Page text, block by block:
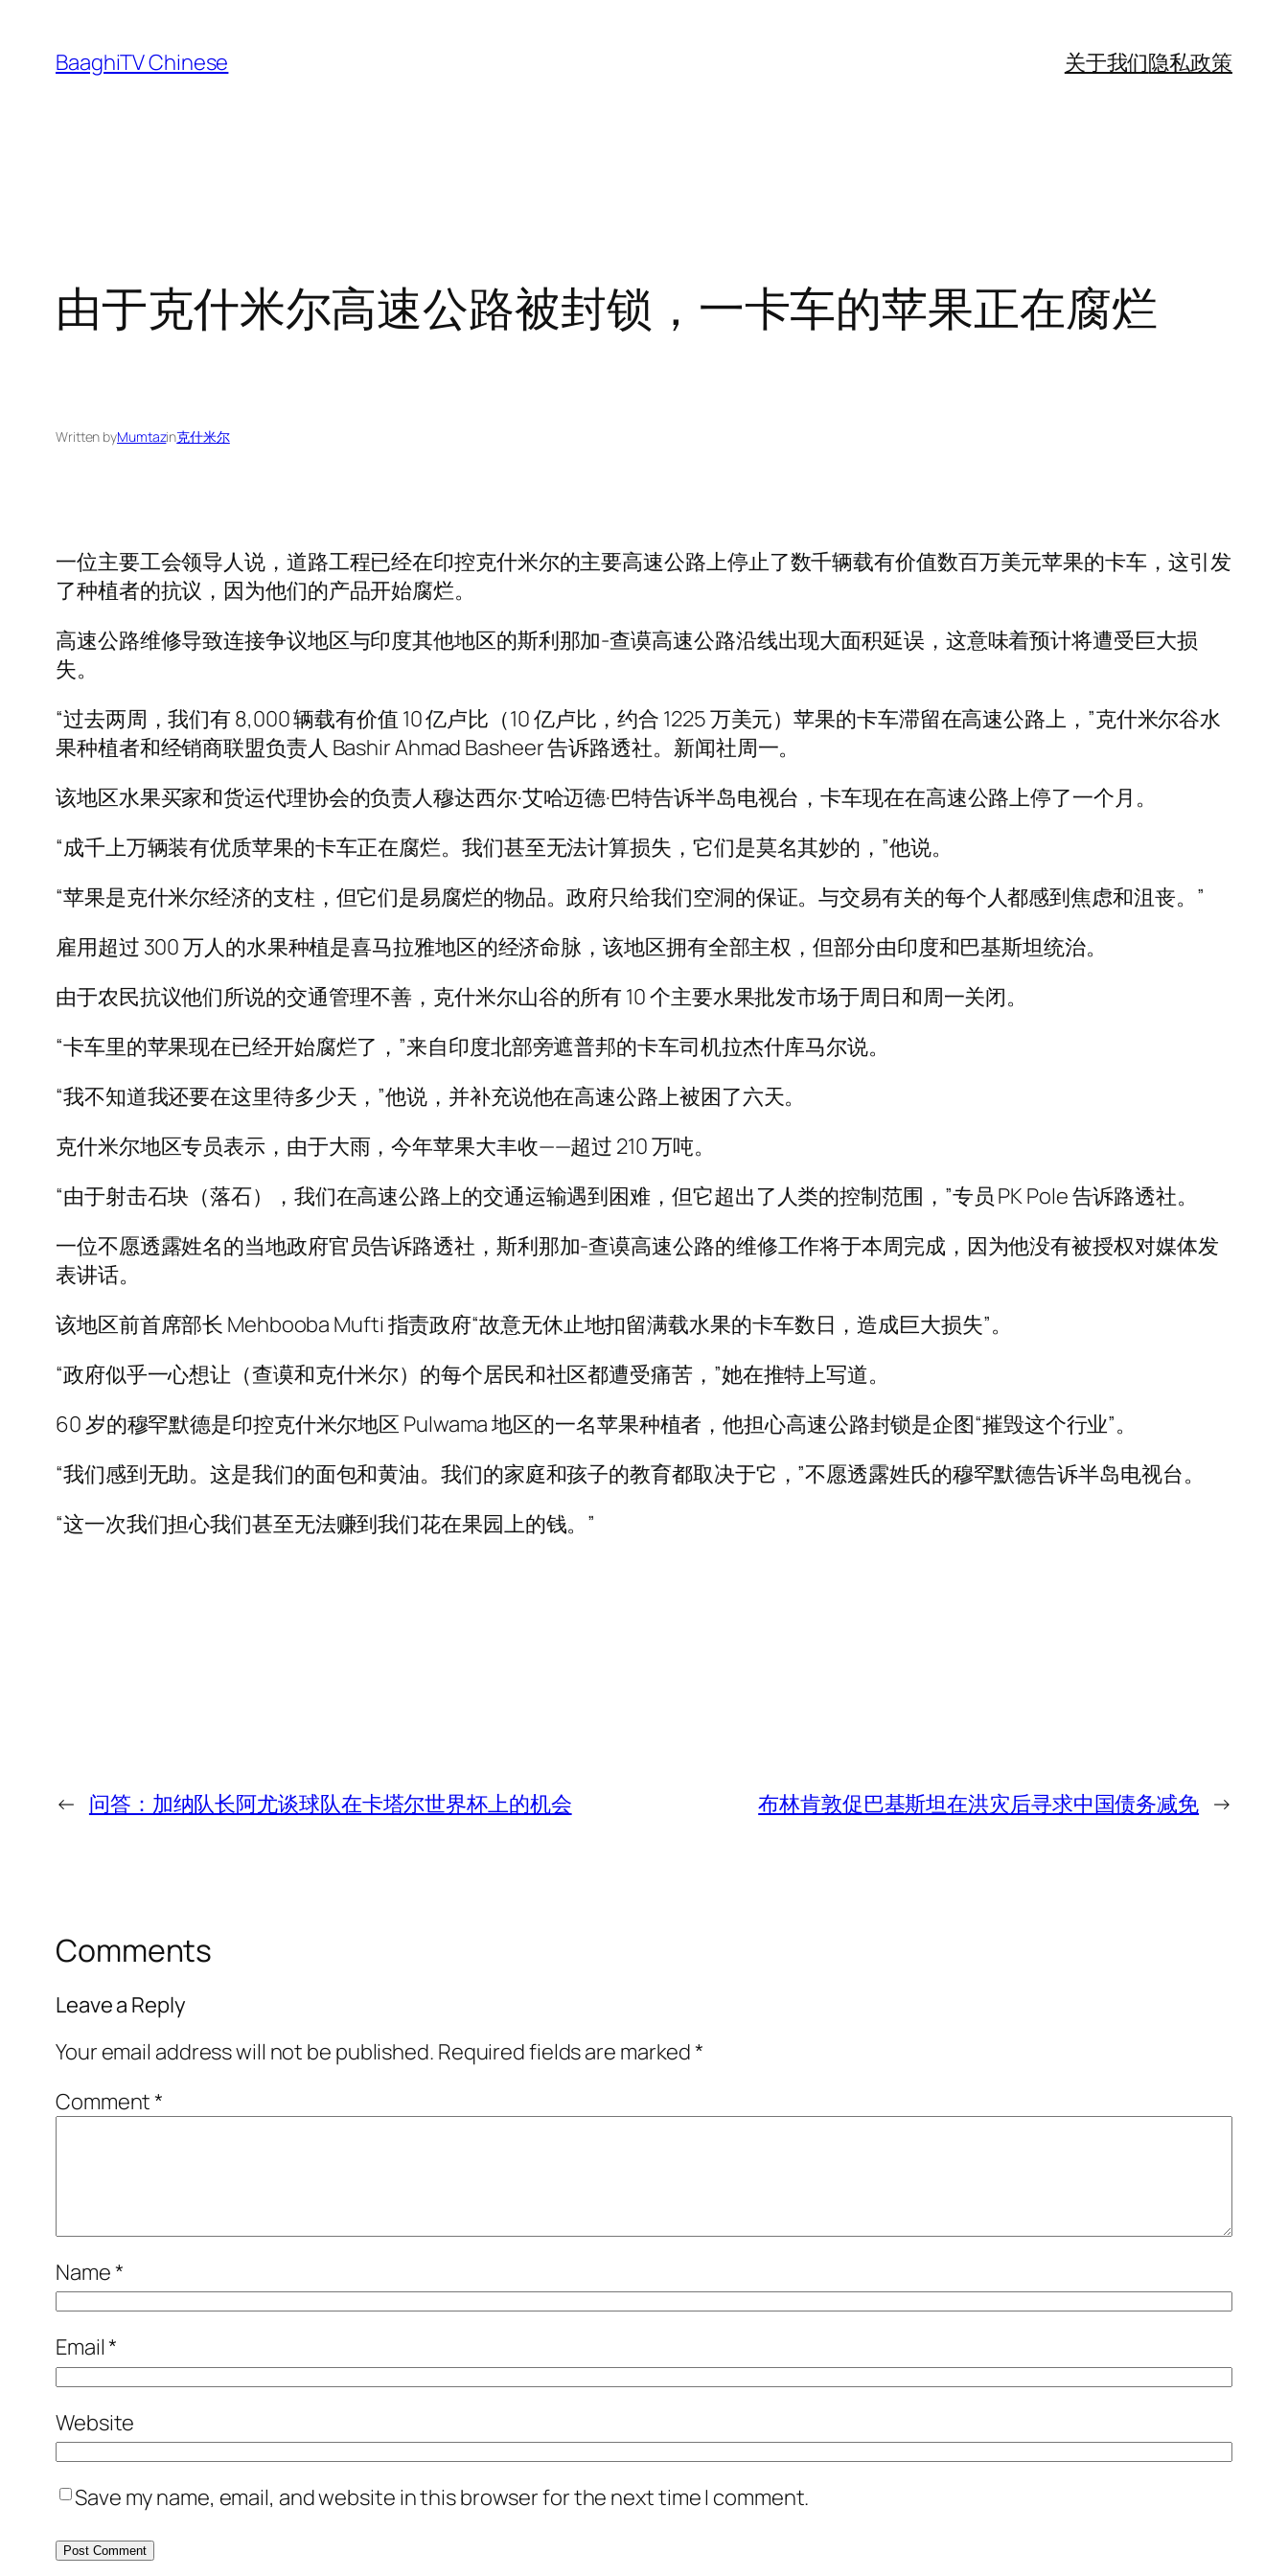
content
BaaghiTV Chinese 关于我们隐私政策
由于克什米尔高速公路被封锁，一卡车的苹果正在腐烂
Written byMumtazin克什米尔
一位主要工会领导人说，道路工程已经在印控克什米尔的主要高速公路上停止了数千辆载有价值数百万美元苹果的卡车，这引发
了种植者的抗议，因为他们的产品开始腐烂。
高速公路维修导致连接争议地区与印度其他地区的斯利那加-查谟高速公路沿线出现大面积延误，这意味着预计将遭受巨大损
失。
“过去两周，我们有 8,000 辆载有价值 10 亿卢比（10 亿卢比，约合 1225 万美元）苹果的卡车滞留在高速公路上，”克什米尔谷水
果种植者和经销商联盟负责人 Bashir Ahmad Basheer 告诉路透社。新闻社周一。
该地区水果买家和货运代理协会的负责人穆达西尔·艾哈迈德·巴特告诉半岛电视台，卡车现在在高速公路上停了一个月。
“成千上万辆装有优质苹果的卡车正在腐烂。我们甚至无法计算损失，它们是莫名其妙的，”他说。
“苹果是克什米尔经济的支柱，但它们是易腐烂的物品。政府只给我们空洞的保证。与交易有关的每个人都感到焦虑和沮丧。”
雇用超过 300 万人的水果种植是喜马拉雅地区的经济命脉，该地区拥有全部主权，但部分由印度和巴基斯坦统治。
由于农民抗议他们所说的交通管理不善，克什米尔山谷的所有 10 个主要水果批发市场于周日和周一关闭。
“卡车里的苹果现在已经开始腐烂了，”来自印度北部旁遮普邦的卡车司机拉杰什库马尔说。
“我不知道我还要在这里待多少天，”他说，并补充说他在高速公路上被困了六天。
克什米尔地区专员表示，由于大雨，今年苹果大丰收——超过 210 万吨。
“由于射击石块（落石），我们在高速公路上的交通运输遇到困难，但它超出了人类的控制范围，”专员 PK Pole 告诉路透社。
一位不愿透露姓名的当地政府官员告诉路透社，斯利那加-查谟高速公路的维修工作将于本周完成，因为他没有被授权对媒体发
表讲话。
该地区前首席部长 Mehbooba Mufti 指责政府“故意无休止地扣留满载水果的卡车数日，造成巨大损失”。
“政府似乎一心想让（查谟和克什米尔）的每个居民和社区都遭受痛苦，”她在推特上写道。
60 岁的穆罕默德是印控克什米尔地区 Pulwama 地区的一名苹果种植者，他担心高速公路封锁是企图“摧毁这个行业”。
“我们感到无助。这是我们的面包和黄油。我们的家庭和孩子的教育都取决于它，”不愿透露姓氏的穆罕默德告诉半岛电视台。
“这一次我们担心我们甚至无法赚到我们花在果园上的钱。”
← 问答：加纳队长阿尤谈球队在卡塔尔世界杯上的机会 布林肯敦促巴基斯坦在洪灾后寻求中国债务减免 →
Comments
Leave a Reply
Your email address will not be published. Required fields are marked*
Comment*
Name*
Email*
Website
Save my name, email, and website in this browser for the next time I comment.